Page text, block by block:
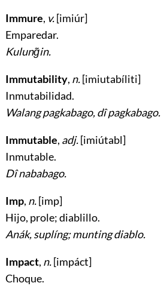
Immure, v.[imiúr]
Emparedar.
Kulung̃in.
Immutability, n.[imiutabíliti]
Inmutabilidad.
Walang pagkabago, dî pagkabago.
Immutable, adj.[imiútabl]
Inmutable.
Dî nababago.
Imp, n.[imp]
Hijo, prole; diablillo.
Anák, suplíng; munting diablo.
Impact, n.[impáct]
Choque.